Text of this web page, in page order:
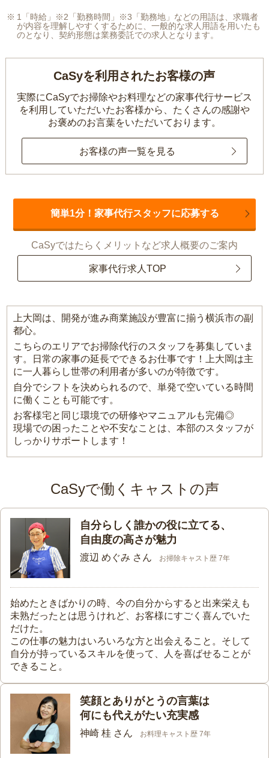
1「時給」※2「勤務時間」※3「勤務地」などの用語は、求職者
が内容を理解しやすくするために、一般的な求人用語を用いたも
のとなり、契約形態は業務委託での求人となります。
CaSyを利用されたお客様の声
実際にCaSyでお掃除やお料理などの家事代行サービス
を利用していただいたお客様から、 たくさんの感謝や
お褒めのお言葉をいただいております。
お客様の声一覧を見る
簡単1分！家事代行スタッフに応募する
CaSyではたらくメリットなど求人概要のご案内
家事代行求人TOP
上大岡は、開発が進み商業施設が豊富に揃う横浜市の副
都心。
こちらのエリアでお掃除代行のスタッフを募集していま
す。日常の家事の延長でできるお仕事です！上大岡は主
に一人暮らし世帯の利用者が多いのが特徴です。
自分でシフトを決められるので、単発で空いている時間
に働くことも可能です。
お客様宅と同じ環境での研修やマニュアルも完備◎
現場での困ったことや不安なことは、本部のスタッフが
しっかりサポートします！
CaSyで働くキャストの声
自分らしく誰かの役に立てる、
自由度の高さが魅力
渡辺 めぐみ さん お掃除キャスト歴 7年
始めたときばかりの時、今の自分からすると出来栄えも
未熟だったとは思うけれど、お客様にすごく喜んでいた
だけた。
この仕事の魅力はいろいろな方と出会えること。そして
自分が持っているスキルを使って、人を喜ばせることが
できること。
笑顔とありがとうの言葉は
何にも代えがたい充実感
神崎 桂 さん お料理キャスト歴 7年